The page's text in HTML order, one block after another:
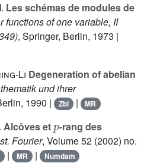
Les schémas de modules de
functions of one variable, II
, Springer, Berlin, 1973 |
Li Degeneration of abelian
und ihrer
1990 | Zbl | MR
Alcôves et -rang des
Fourier, Volume 52 (2002) no.
| MR | Numdam